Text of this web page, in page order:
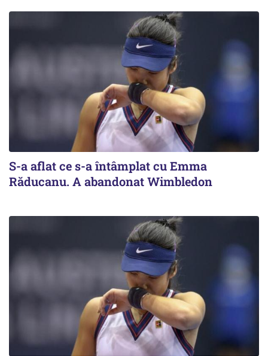
S-a aflat ce s-a întâmplat cu Emma
Răducanu. A abandonat Wimbledon